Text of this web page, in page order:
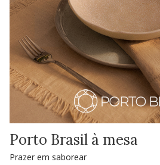
Porto Brasil à mesa
Prazer em saborear